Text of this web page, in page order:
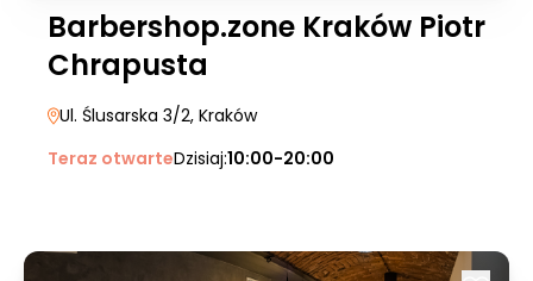
Barbershop.zone Kraków Piotr
Chrapusta
Ul. Ślusarska 3/2, Kraków
Teraz otwarteDzisiaj:10:00-20:00